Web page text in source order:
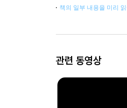
책의 일부 내용을 미리
관련 동영상